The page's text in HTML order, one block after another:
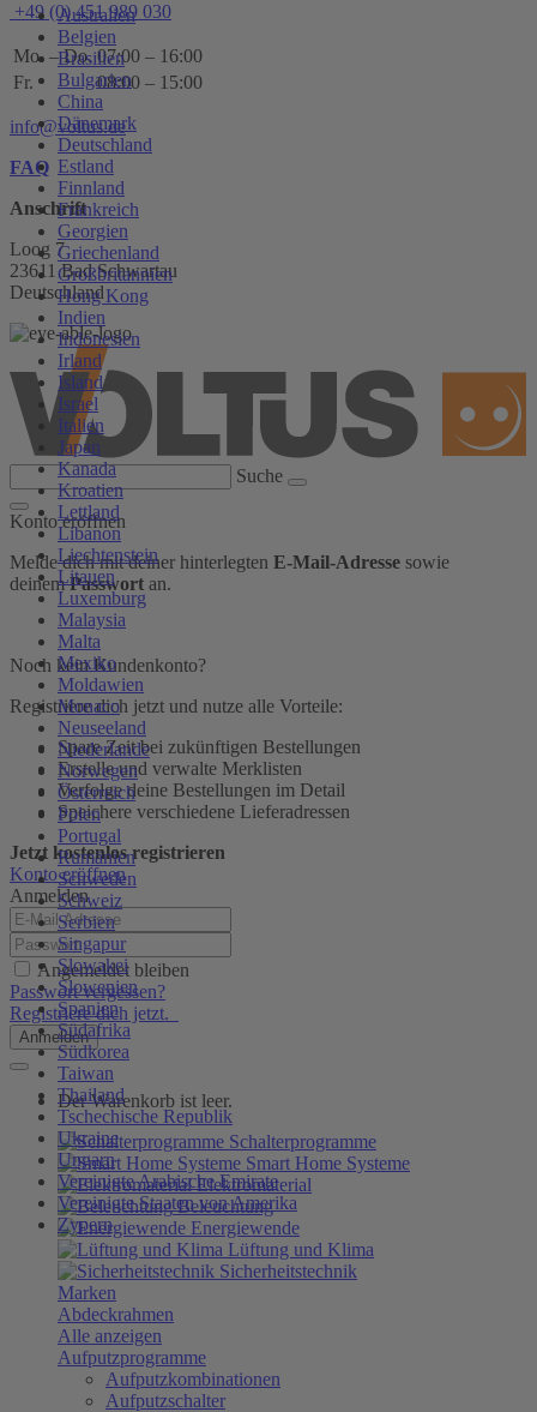
Australien
Belgien
Brasilien
Bulgarien
China
Dänemark
Deutschland
Estland
Finnland
Frankreich
Georgien
Griechenland
Großbritannien
Hong Kong
Indien
Indonesien
Irland
Island
Israel
Italien
Japan
Kanada
Kroatien
Lettland
Libanon
Liechtenstein
Litauen
Luxemburg
Malaysia
Malta
Mexiko
Moldawien
Monaco
Neuseeland
Niederlande
Norwegen
Österreich
Polen
Portugal
Rumänien
Schweden
Schweiz
Serbien
Singapur
Slowakei
Slowenien
Spanien
Südafrika
Südkorea
Taiwan
Thailand
Tschechische Republik
Ukraine
Ungarn
Vereinigte Arabische Emirate
Vereinigte Staaten von Amerika
Zypern
+49 (0) 451 989 030
Mo. – Do. 07:00 – 16:00
Fr.
08:00 – 15:00
info@voltus.de
FAQ
Anschrift
Loog 7
23611 Bad Schwartau
Deutschland
Suche
Konto eröffnen
Melde dich mit deiner hinterlegten E-Mail-Adresse sowie
deinemPasswort an.
Noch kein Kundenkonto?
Registriere dich jetzt und nutze alle Vorteile:
Spare Zeit bei zukünftigen Bestellungen
Erstelle und verwalte Merklisten
Verfolge deine Bestellungen im Detail
Speichere verschiedene Lieferadressen
Jetzt kostenlos registrieren
Konto eröffnen
Anmelden
Angemeldet bleiben
Passwort vergessen?
Registriere dich jetzt.
Anmelden
Der Warenkorb ist leer.
Schalterprogramme
Smart Home Systeme
Elektromaterial
Beleuchtung
Energiewende
Lüftung und Klima
Sicherheitstechnik
Marken
Abdeckrahmen
Alle anzeigen
Aufputzprogramme
Aufputzkombinationen
Aufputzschalter